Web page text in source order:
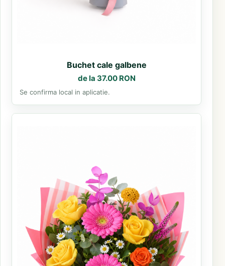
Buchet cale galbene
de la 37.00 RON
Se confirma local in aplicatie.